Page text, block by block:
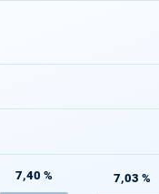
7,40 % 7,03 %